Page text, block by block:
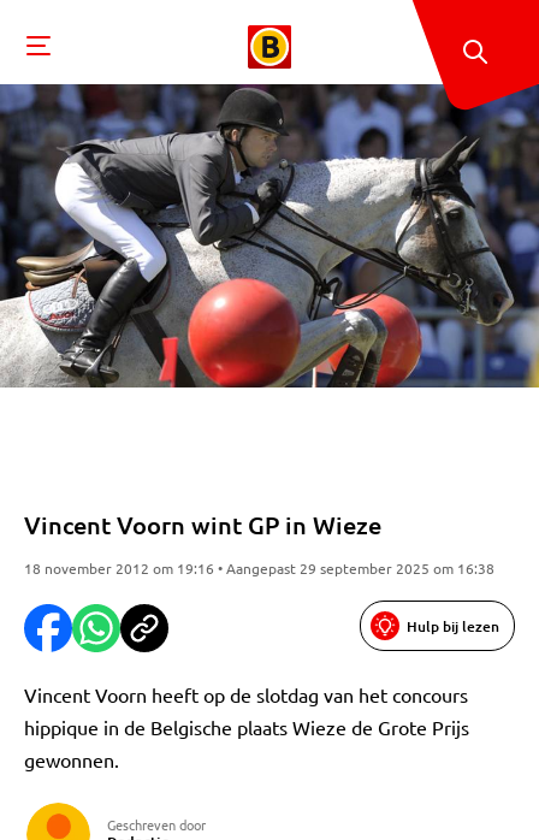
Vincent Voorn wint GP in Wieze
18 november 2012 om 19:16 • Aangepast 29 september 2025 om 16:38
Hulp bij lezen
Vincent Voorn heeft op de slotdag van het concours
hippique in de Belgische plaats Wieze de Grote Prijs
gewonnen.
Geschreven door